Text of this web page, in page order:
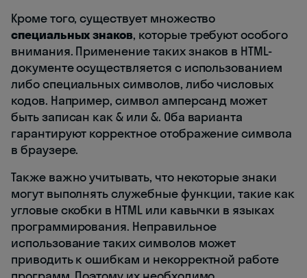
Кроме того, существует множество
специальных знаков, которые требуют особого
внимания. Применение таких знаков в HTML-
документе осуществляется с использованием
либо специальных символов, либо числовых
кодов. Например, символ амперсанд может
быть записан как& или &. Оба варианта
гарантируют корректное отображение символа
в браузере.
Также важно учитывать, что некоторые знаки
могут выполнять служебные функции, такие как
угловые скобки в HTML или кавычки в языках
программирования. Неправильное
использование таких символов может
приводить к ошибкам и некорректной работе